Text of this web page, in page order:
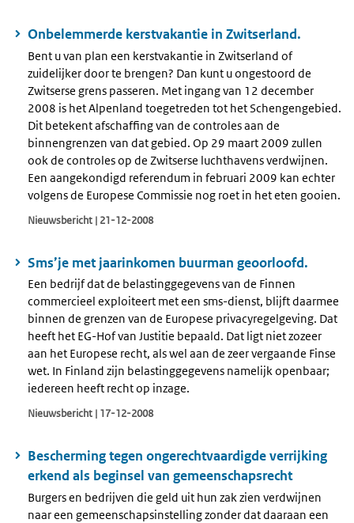
Onbelemmerde kerstvakantie in Zwitserland.
Bent u van plan een kerstvakantie in Zwitserland of
zuidelijker door te brengen? Dan kunt u ongestoord de
Zwitserse grens passeren. Met ingang van 12 december
2008 is het Alpenland toegetreden tot het Schengengebied.
Dit betekent afschaffing van de controles aan de
binnengrenzen van dat gebied. Op 29 maart 2009 zullen
ook de controles op de Zwitserse luchthavens verdwijnen.
Een aangekondigd referendum in februari 2009 kan echter
volgens de Europese Commissie nog roet in het eten gooien.
Nieuwsbericht | 21-12-2008
Sms’je met jaarinkomen buurman geoorloofd.
Een bedrijf dat de belastinggegevens van de Finnen
commercieel exploiteert met een sms-dienst, blijft daarmee
binnen de grenzen van de Europese privacyregelgeving. Dat
heeft het EG-Hof van Justitie bepaald. Dat ligt niet zozeer
aan het Europese recht, als wel aan de zeer vergaande Finse
wet. In Finland zijn belastinggegevens namelijk openbaar;
iedereen heeft recht op inzage.
Nieuwsbericht | 17-12-2008
Bescherming tegen ongerechtvaardigde verrijking
erkend als beginsel van gemeenschapsrecht
Burgers en bedrijven die geld uit hun zak zien verdwijnen
naar een gemeenschapsinstelling zonder dat daaraan een